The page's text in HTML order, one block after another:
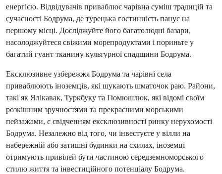
енергією. Відвідувачів приваблює чарівна суміш традицій та
сучасності Бодрума, де турецька гостинність панує на
першому місці. Досліджуйте його багатолюдні базари,
насолоджуйтеся свіжими морепродуктами і пориньте у
багатий гуант тканину культурної спадщини Бодрума.
Ексклюзивне узбережжя Бодрума та чарівні села
приваблюють іноземців, які шукають шматочок раю. Райони,
такі як Ялікавак, Туркбуку та Гюмюшлюк, які відомі своїм
розкішним зручностями та прекрасними морськими
пейзажами, є свідченням ексклюзивності ринку нерухомості
Бодрума. Незалежно від того, чи інвестуєте у вілли на
набережній або затишні будинки на схилах, іноземці
отримують привілей бути частиною середземноморського
стилю життя та інвестиційного потенціалу Бодрума.